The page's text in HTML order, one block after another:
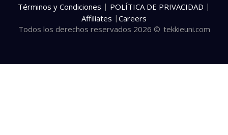
Todos los derechos reservados 2026 © tekkieuni.com
Términos y Condiciones | POLÍTICA DE PRIVACIDAD |
Affiliates | Careers